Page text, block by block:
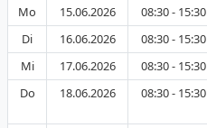
Mo 15.06.2026 08:30 - 15:30
Di
16.06.2026 08:30 - 15:30
Mi
17.06.2026 08:30 - 15:30
Do
18.06.2026 08:30 - 15:30